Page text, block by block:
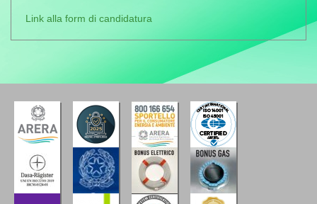
Link alla form di candidatura